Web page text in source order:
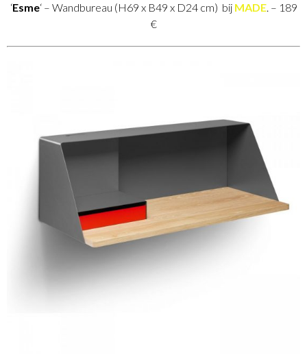
‘Esme‘ – Wandbureau (H69 x B49 x D24 cm) bij MADE. – 189
€